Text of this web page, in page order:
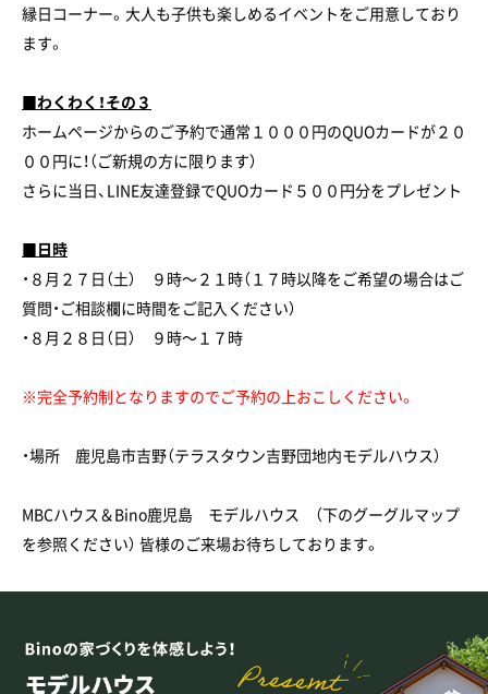
縁日コーナー。大人も子供も楽しめるイベントをご用意しており
ます。
■わくわく！その３
ホームページからのご予約で通常１０００円のQUOカードが２０
００円に！（ご新規の方に限ります）
さらに当日、LINE友達登録でQUOカード５００円分をプレゼント
■日時
・８月２７日（土） ９時～２１時（１７時以降をご希望の場合はご
質問・ご相談欄に時間をご記入ください）
・８月２８日（日） ９時～１７時
※完全予約制となりますのでご予約の上おこしください。
・場所 鹿児島市吉野（テラスタウン吉野団地内モデルハウス）
MBCハウス＆Bino鹿児島 モデルハウス （下のグーグルマップ
を参照ください） 皆様のご来場お待ちしております。